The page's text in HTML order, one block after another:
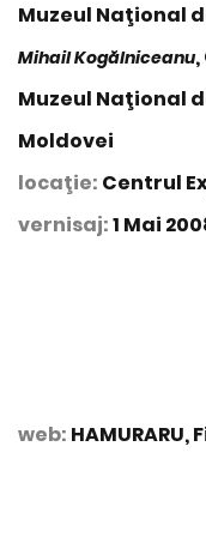
Muzeul Naţional
Mihail Kogălniceanu
Muzeul Naţional
Moldovei
locaţie: Centrul
vernisaj:1 Mai
web: HAMURARU,